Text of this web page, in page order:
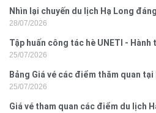
Nhìn lại chuyến du lịch Hạ Long
Hưng 2026
28/07/2026
Tập huấn công tác hè UNETI -
Đồ Sơn
25/07/2026
Bảng Giá vé các điểm thăm quan tại
25/07/2026
Giá vé tham quan các điểm du lịch